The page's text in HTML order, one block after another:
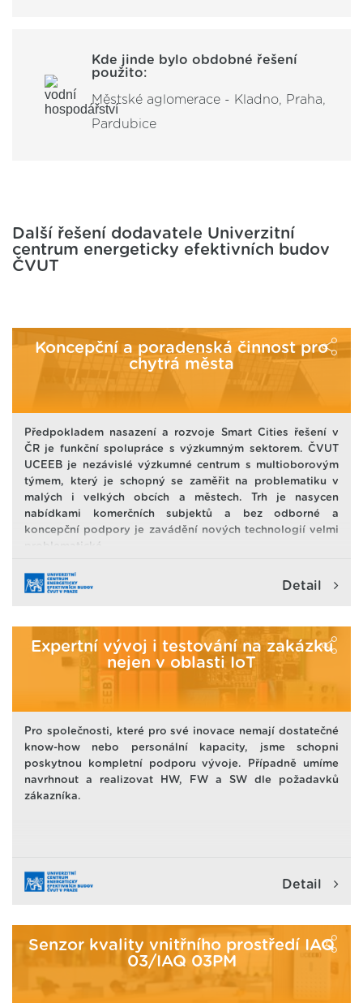
Kde jinde bylo obdobné řešení
použito:
Městské aglomerace - Kladno, Praha,
Pardubice
Další řešení dodavatele Univerzitní
centrum energeticky efektivních budov
ČVUT
Koncepční a poradenská činnost pro
chytrá města
Předpokladem nasazení a rozvoje Smart Cities řešení v
ČR je funkční spolupráce s výzkumným sektorem. ČVUT
UCEEB je nezávislé výzkumné centrum s multioborovým
týmem, který je schopný se zaměřit na problematiku v
malých i velkých obcích a městech. Trh je nasycen
nabídkami komerčních subjektů a bez odborné a
koncepční podpory je zavádění nových technologií velmi
problematické.
Detail
Expertní vývoj i testování na zakázku
nejen v oblasti IoT
Pro společnosti, které pro své inovace nemají dostatečné
know-how nebo personální kapacity, jsme schopni
poskytnou kompletní podporu vývoje. Případně umíme
navrhnout a realizovat HW, FW a SW dle požadavků
zákazníka.
Detail
Senzor kvality vnitřního prostředí IAQ
03/IAQ 03PM